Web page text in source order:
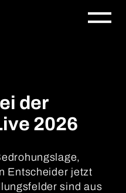
der
2026
Entscheider jetzt
sind aus